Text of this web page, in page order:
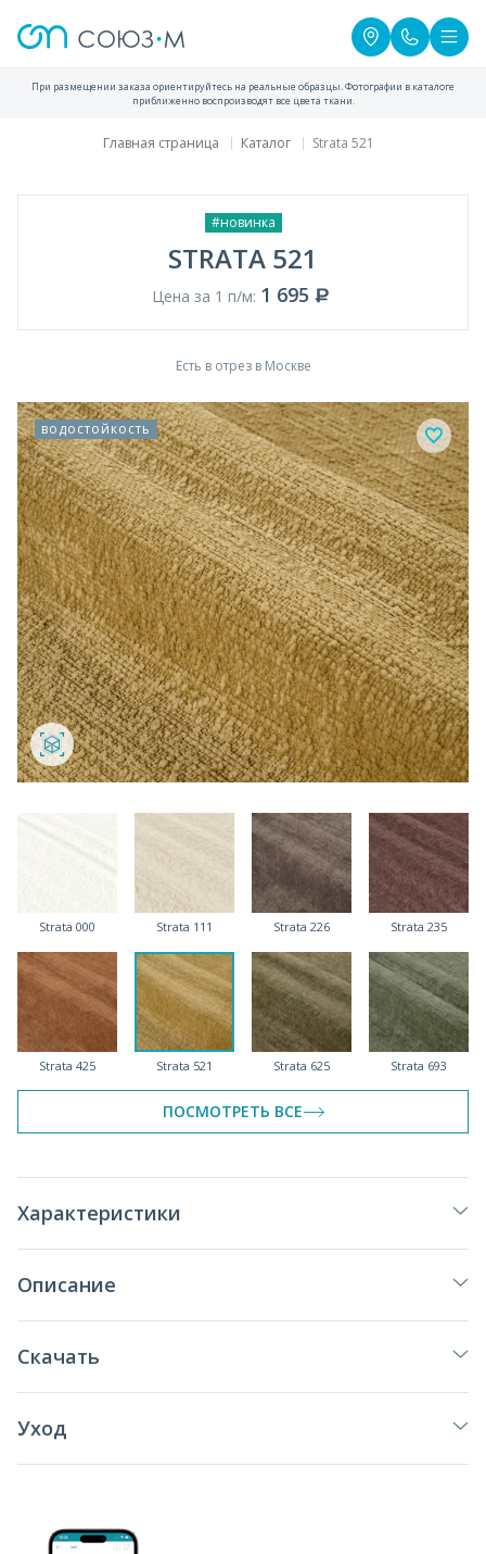
При размещении заказа ориентируйтесь на реальные образцы. Фотографии в каталоге
приближенно воспроизводят все цвета ткани.
Главная страница Каталог Strata 521
#новинка
STRATA 521
Цена за 1 п/м: 1 695
Есть в отрез в Москве
водостойкость
Strata 000 Strata 111 Strata 226 Strata 235
Strata 425 Strata 521 Strata 625 Strata 693
ПОСМОТРЕТЬ ВСЕ
Характеристики
Описание
Скачать
Уход